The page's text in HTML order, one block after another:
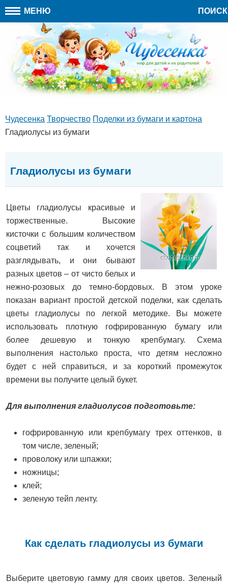
МЕНЮ ПОИСК
Чудесенка Творчество Поделки из бумаги и картона
Гладиолусы из бумаги
Гладиолусы из бумаги
Цветы гладиолусы красивые и
торжественные. Высокие
кисточки с большим количеством
соцветий так и хочется
разглядывать, и они бывают
разных цветов – от чисто белых и
нежно-розовых до темно-бордовых. В этом уроке
показан вариант простой детской поделки, как сделать
цветы гладиолусы по легкой методике. Вы можете
использовать плотную гофрированную бумагу или
более дешевую и тонкую крепбумагу. Схема
выполнения настолько проста, что детям несложно
будет с ней справиться, и за короткий промежуток
времени вы получите целый букет.
Для выполнения гладиолусов подготовьте:
гофрированную или крепбумагу трех оттенков, в
том числе, зеленый;
проволоку или шпажки;
ножницы;
клей;
зеленую тейп ленту.
Как сделать гладиолусы из бумаги
Выберите цветовую гамму для своих цветов. Зеленый